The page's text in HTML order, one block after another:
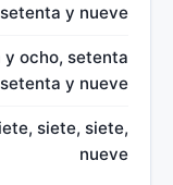
setenta y nueve
ocho, setenta
y nueve
siete, siete,
nueve